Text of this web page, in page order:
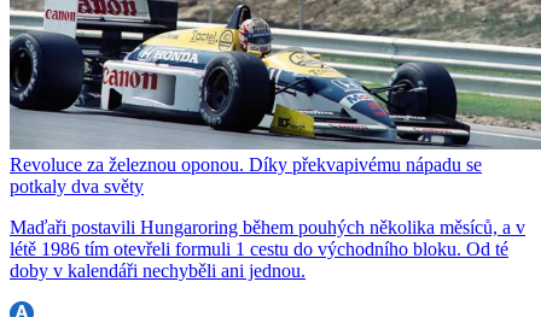
Revoluce za železnou oponou. Díky překvapivému nápadu se
potkaly dva světy
Maďaři postavili Hungaroring během pouhých několika měsíců, a v
létě 1986 tím otevřeli formuli 1 cestu do východního bloku. Od té
doby v kalendáři nechyběli ani jednou.